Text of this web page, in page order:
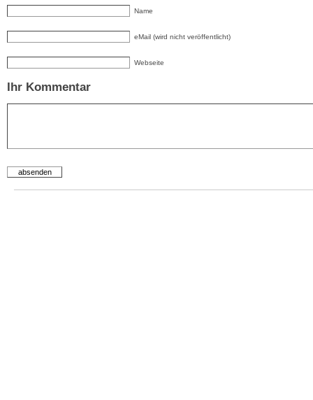
Name
eMail (wird nicht veröffentlicht)
Webseite
Ihr Kommentar